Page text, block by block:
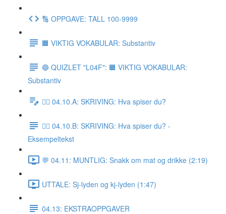
🔢 OPPGAVE: TALL 100-9999
🟧 VIKTIG VOKABULAR: Substantiv
🔵 QUIZLET "L04F": 🟧 VIKTIG VOKABULAR:
Substantiv
✍🏼 04.10.A: SKRIVING: Hva spiser du?
✍🏼 04.10.B: SKRIVING: Hva spiser du? -
Eksempeltekst
💬 04.11: MUNTLIG: Snakk om mat og drikke (2:19)
UTTALE: Sj-lyden og kj-lyden (1:47)
04.13: EKSTRAOPPGAVER